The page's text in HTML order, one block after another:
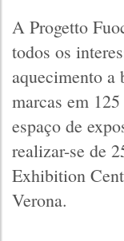
A Progetto
todos os
aquecimento a
marcas em
espaço de
realizar-se de
Exhibition
Verona.